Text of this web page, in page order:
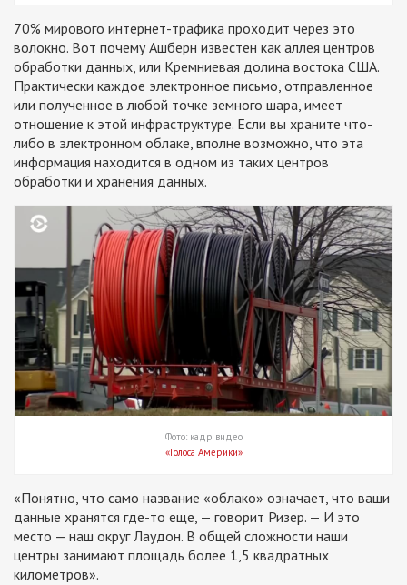
70% мирового интернет-трафика проходит через это
волокно. Вот почему Ашберн известен как аллея центров
обработки данных, или Кремниевая долина востока США.
Практически каждое электронное письмо, отправленное
или полученное в любой точке земного шара, имеет
отношение к этой инфраструктуре. Если вы храните что-
либо в электронном облаке, вполне возможно, что эта
информация находится в одном из таких центров
обработки и хранения данных.
Фото: кадр видео
«Голоса Америки»
«Понятно, что само название «облако» означает, что ваши
данные хранятся где-то еще, — говорит Ризер. — И это
место — наш округ Лаудон. В общей сложности наши
центры занимают площадь более 1,5 квадратных
километров».